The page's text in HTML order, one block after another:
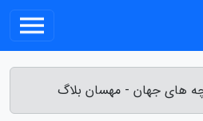
های جهان - مهسان بلاگ